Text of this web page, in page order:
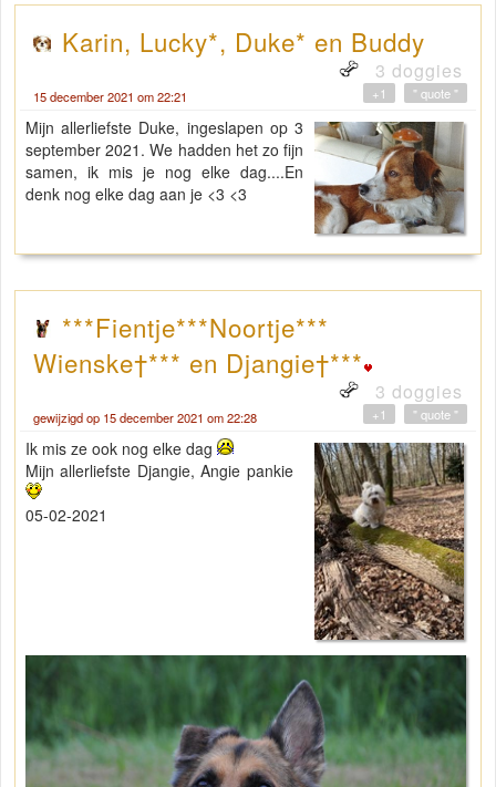
Karin, Lucky*, Duke* en Buddy
3 doggies
15 december 2021 om 22:21 " quote "
+1
Mijn allerliefste Duke, ingeslapen op 3
september 2021. We hadden het zo fijn
samen, ik mis je nog elke dag....En
denk nog elke dag aan je <3 <3
***Fientje***Noortje***
Wienske†*** en Djangie†***
3 doggies
gewijzigd op 15 december 2021 om 22:28 " quote "
+1
Ik mis ze ook nog elke dag
Mijn allerliefste Djangie, Angie pankie
05-02-2021